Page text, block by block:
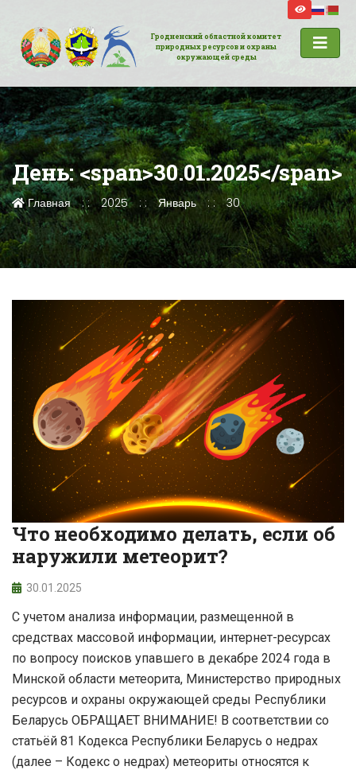
Гродненский областной комитет
природных ресурсов и охраны
окружающей среды
День: <span>30.01.2025</span>
Главная 2025 Январь 30
Что необходимо делать, если об
наружили метеорит?
30.01.2025
С учетом анализа информации, размещенной в
средствах массовой информации, интернет-ресурсах
по вопросу поисков упавшего в декабре 2024 года в
Минской области метеорита, Министерство природных
ресурсов и охраны окружающей среды Республики
Беларусь ОБРАЩАЕТ ВНИМАНИЕ! В соответствии со
статьёй 81 Кодекса Республики Беларусь о недрах
(далее – Кодекс о недрах) метеориты относятся к